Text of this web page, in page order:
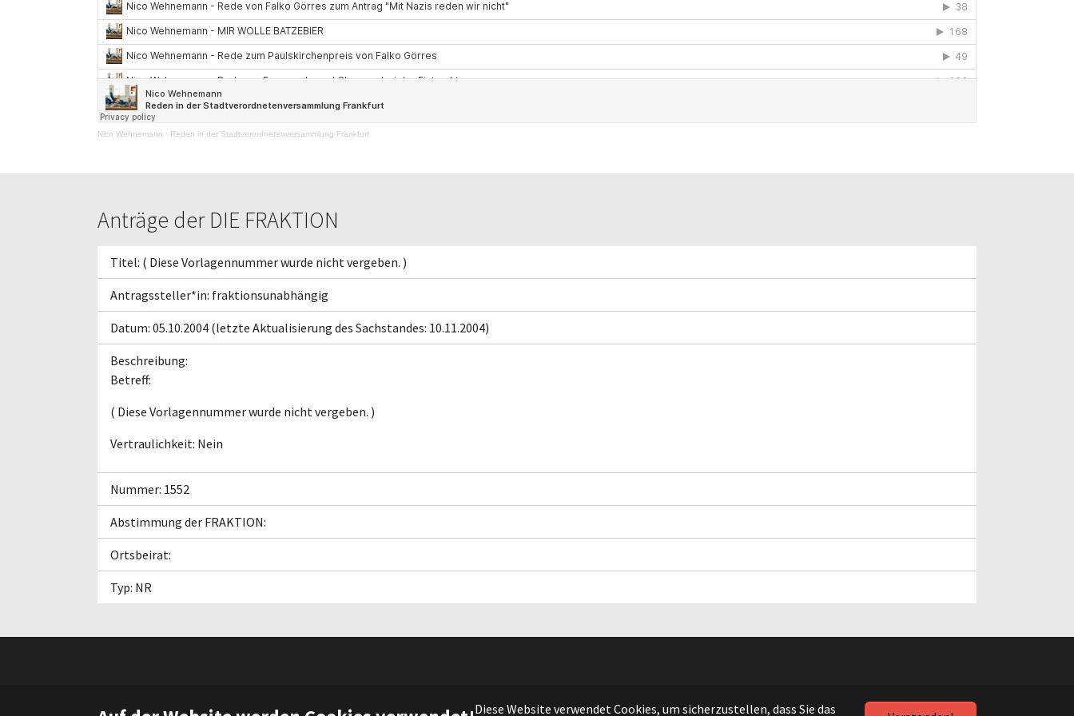
Diese Website verwendet Cookies, um sicherzustellen, dass Sie das
Nico Wehnemann · Reden in der Stadtverordnetenversammlung Frankfurt
Anträge der DIE FRAKTION
Titel: ( Diese Vorlagennummer wurde nicht vergeben. )
Antragssteller*in: fraktionsunabhängig
Datum: 05.10.2004 (letzte Aktualisierung des Sachstandes: 10.11.2004)
Beschreibung:
Betreff:
( Diese Vorlagennummer wurde nicht vergeben. )
Vertraulichkeit: Nein
Nummer: 1552
Abstimmung der FRAKTION:
Ortsbeirat:
Typ: NR